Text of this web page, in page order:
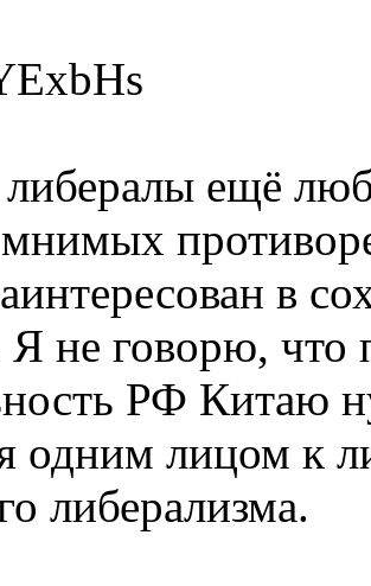
либералы ещё
в
Я не говорю, что
РФ Китаю
одним лицом к
либерализма.